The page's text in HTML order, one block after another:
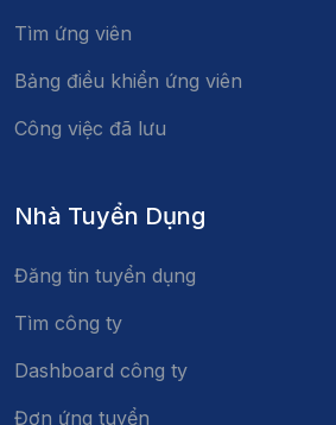
Tìm ứng viên
Bảng điều khiển ứng viên
Công việc đã lưu
Nhà Tuyển Dụng
Đăng tin tuyển dụng
Tìm công ty
Dashboard công ty
Đơn ứng tuyển